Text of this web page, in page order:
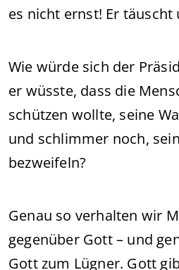
es nicht ernst! Er täuscht
Wie würde sich der
er wüsste, dass die
schützen wollte, seine
und schlimmer noch,
bezweifeln?
Genau so verhalten wir
gegenüber Gott – und
Gott zum Lügner. Gott